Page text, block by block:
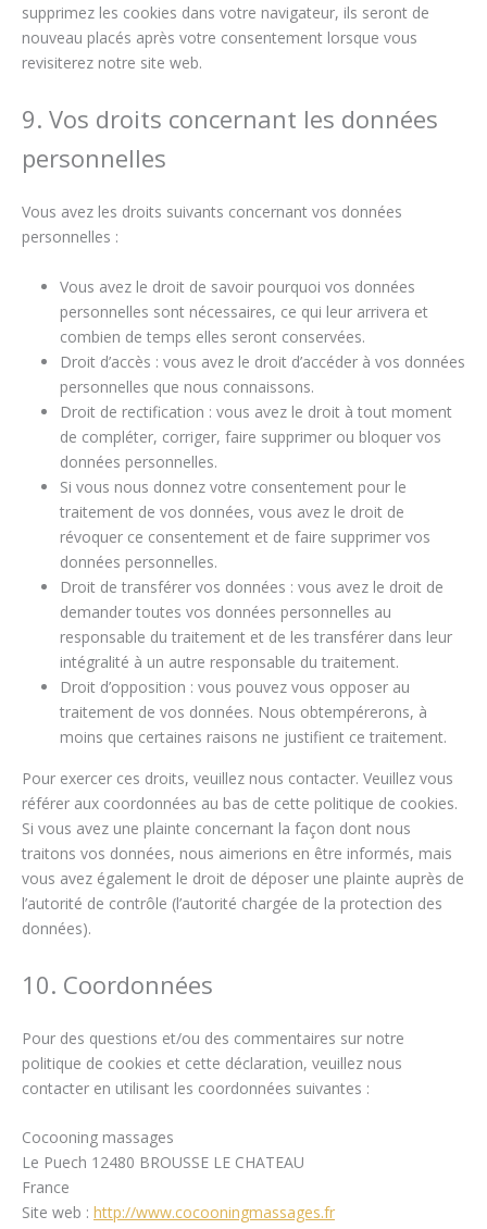
supprimez les cookies dans votre navigateur, ils seront de
nouveau placés après votre consentement lorsque vous
revisiterez notre site web.
9. Vos droits concernant les données
personnelles
Vous avez les droits suivants concernant vos données
personnelles :
Vous avez le droit de savoir pourquoi vos données
personnelles sont nécessaires, ce qui leur arrivera et
combien de temps elles seront conservées.
Droit d’accès : vous avez le droit d’accéder à vos données
personnelles que nous connaissons.
Droit de rectification : vous avez le droit à tout moment
de compléter, corriger, faire supprimer ou bloquer vos
données personnelles.
Si vous nous donnez votre consentement pour le
traitement de vos données, vous avez le droit de
révoquer ce consentement et de faire supprimer vos
données personnelles.
Droit de transférer vos données : vous avez le droit de
demander toutes vos données personnelles au
responsable du traitement et de les transférer dans leur
intégralité à un autre responsable du traitement.
Droit d’opposition : vous pouvez vous opposer au
traitement de vos données. Nous obtempérerons, à
moins que certaines raisons ne justifient ce traitement.
Pour exercer ces droits, veuillez nous contacter. Veuillez vous
référer aux coordonnées au bas de cette politique de cookies.
Si vous avez une plainte concernant la façon dont nous
traitons vos données, nous aimerions en être informés, mais
vous avez également le droit de déposer une plainte auprès de
l’autorité de contrôle (l’autorité chargée de la protection des
données).
10. Coordonnées
Pour des questions et/ou des commentaires sur notre
politique de cookies et cette déclaration, veuillez nous
contacter en utilisant les coordonnées suivantes :
Cocooning massages
Le Puech 12480 BROUSSE LE CHATEAU
France
Site web : http://www.cocooningmassages.fr